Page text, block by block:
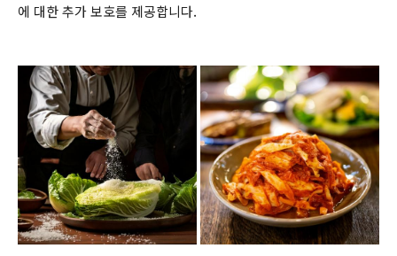
에 대한 추가 보호를 제공합니다.